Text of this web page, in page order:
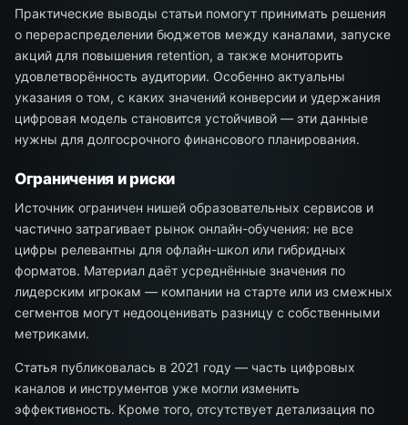
Практические выводы статьи помогут принимать решения
о перераспределении бюджетов между каналами, запуске
акций для повышения retention, а также мониторить
удовлетворённость аудитории. Особенно актуальны
указания о том, с каких значений конверсии и удержания
цифровая модель становится устойчивой — эти данные
нужны для долгосрочного финансового планирования.
Ограничения и риски
Источник ограничен нишей образовательных сервисов и
частично затрагивает рынок онлайн-обучения: не все
цифры релевантны для офлайн-школ или гибридных
форматов. Материал даёт усреднённые значения по
лидерским игрокам — компании на старте или из смежных
сегментов могут недооценивать разницу с собственными
метриками.
Статья публиковалась в 2021 году — часть цифровых
каналов и инструментов уже могли изменить
эффективность. Кроме того, отсутствует детализация по